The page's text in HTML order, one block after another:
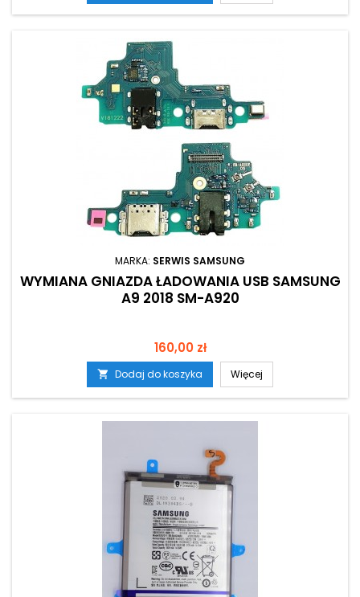
MARKA: SERWIS SAMSUNG
WYMIANA GNIAZDA ŁADOWANIA USB SAMSUNG
A9 2018 SM-A920
Cena
160,00 zł
 Dodaj do koszyka Więcej